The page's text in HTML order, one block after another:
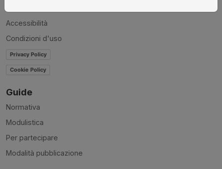
Accessibilità
Condizioni d'uso
Privacy Policy
Cookie Policy
Guide
Normativa
Modulistica
Per partecipare
Modalità pubblicazione